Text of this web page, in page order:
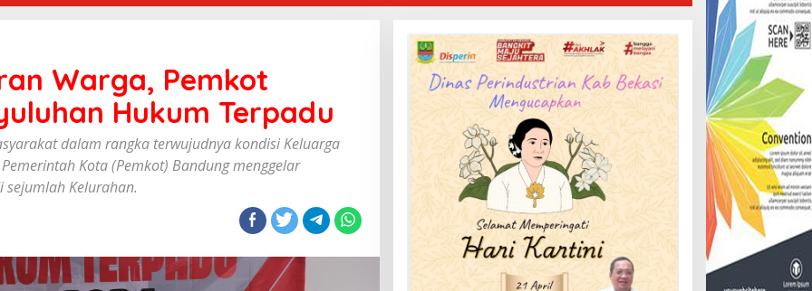
Warga, Pemkot
Hukum Terpadu
dalam rangka terwujudnya kondisi Keluarga
Kota (Pemkot) Bandung menggelar
sejumlah Kelurahan.